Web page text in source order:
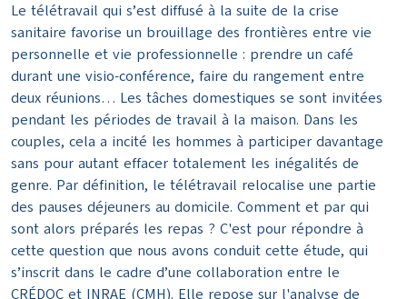
Le télétravail qui s’est diffusé à la suite de la crise
sanitaire favorise un brouillage des frontières entre vie
personnelle et vie professionnelle : prendre un café
durant une visio-conférence, faire du rangement entre
deux réunions… Les tâches domestiques se sont invitées
pendant les périodes de travail à la maison. Dans les
couples, cela a incité les hommes à participer davantage
sans pour autant effacer totalement les inégalités de
genre. Par définition, le télétravail relocalise une partie
des pauses déjeuners au domicile. Comment et par qui
sont alors préparés les repas ? C'est pour répondre à
cette question que nous avons conduit cette étude, qui
s’inscrit dans le cadre d’une collaboration entre le
CRÉDOC et INRAE (CMH). Elle repose sur l'analyse de